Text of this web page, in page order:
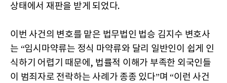
상태에서 재판을 받게 되었다.
이번 사건의 변호를 맡은 법무법인 법승 김지수 변호사
는 “임시마약류는 정식 마약류와 달리 일반인이 쉽게 인
식하기 어렵기 때문에, 법률적 이해가 부족한 외국인들
이 범죄자로 전락하는 사례가 종종 있다”며 “이런 사건